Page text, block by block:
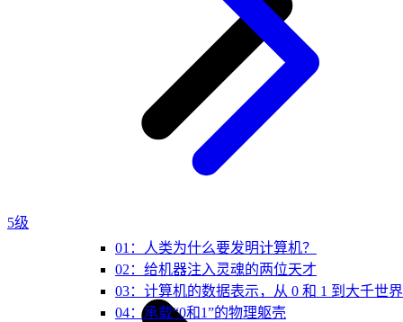
01：人类为什么要发明计算机？
02：给机器注入灵魂的两位天才
03：计算机的数据表示，从 0 和 1 到大千世界
04：承载“0和1”的物理躯壳
5级